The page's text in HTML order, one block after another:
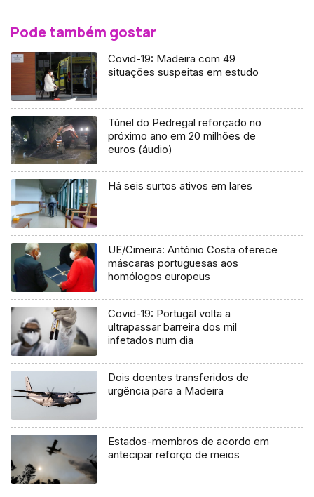
Pode também gostar
Covid-19: Madeira com 49
situações suspeitas em estudo
Túnel do Pedregal reforçado no
próximo ano em 20 milhões de
euros (áudio)
Há seis surtos ativos em lares
UE/Cimeira: António Costa oferece
máscaras portuguesas aos
homólogos europeus
Covid-19: Portugal volta a
ultrapassar barreira dos mil
infetados num dia
Dois doentes transferidos de
urgência para a Madeira
Estados-membros de acordo em
antecipar reforço de meios